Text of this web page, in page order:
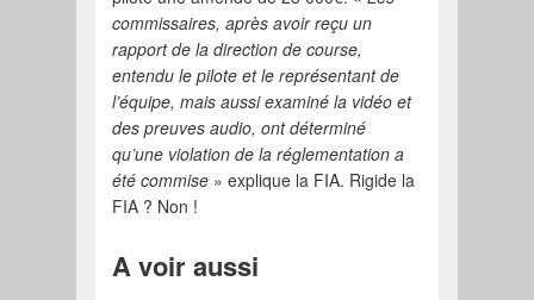
commissaires, après avoir reçu un
rapport de la direction de course,
entendu le pilote et le représentant de
l’équipe, mais aussi examiné la vidéo et
des preuves audio, ont déterminé
qu’une violation de la réglementation a
été commise » explique la FIA. Rigide la
FIA ? Non !
A voir aussi